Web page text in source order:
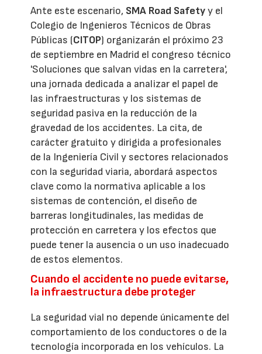
Ante este escenario, SMA Road Safetyy el
Colegio de Ingenieros Técnicos de Obras
Públicas (CITOP) organizarán el próximo 23
de septiembre en Madrid el congreso técnico
'Soluciones que salvan vidas en la carretera',
una jornada dedicada a analizar el papel de
las infraestructuras y los sistemas de
seguridad pasiva en la reducción de la
gravedad de los accidentes. La cita, de
carácter gratuito y dirigida a profesionales
de la Ingeniería Civil y sectores relacionados
con la seguridad viaria, abordará aspectos
clave como la normativa aplicable a los
sistemas de contención, el diseño de
barreras longitudinales, las medidas de
protección en carretera y los efectos que
puede tener la ausencia o un uso inadecuado
de estos elementos.
Cuando el accidente no puede evitarse,
la infraestructura debe proteger
La seguridad vial no depende únicamente del
comportamiento de los conductores o de la
tecnología incorporada en los vehículos. La